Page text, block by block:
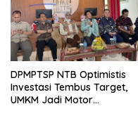
DPMPTSP NTB Optimistis
Investasi Tembus Target,
UMKM Jadi Motor